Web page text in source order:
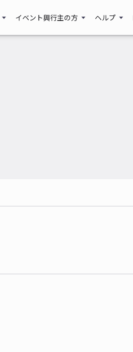
イベント興行主の方 ヘルプ